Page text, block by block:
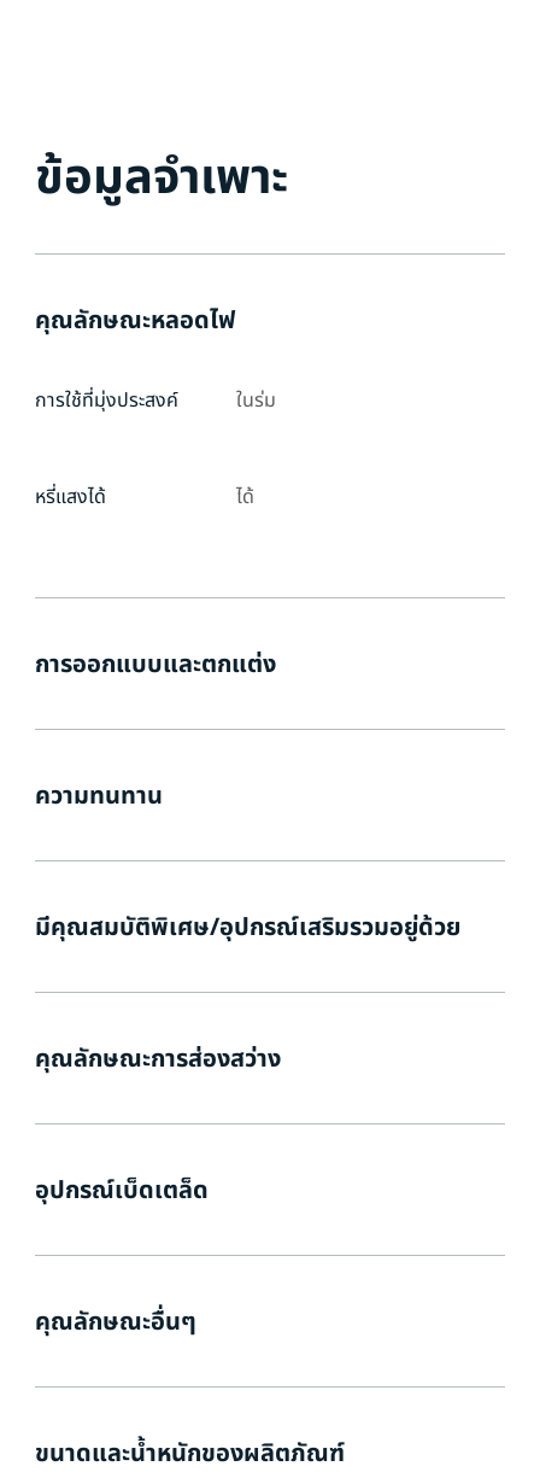
ข้อมูลจำเพาะ
คุณลักษณะหลอดไฟ
การใช้ที่มุ่งประสงค์ ในร่ม
หรี่แสงได้ ได้
การออกแบบและตกแต่ง
ความทนทาน
มีคุณสมบัติพิเศษ/อุปกรณ์เสริมรวมอยู่ด้วย
คุณลักษณะการส่องสว่าง
อุปกรณ์เบ็ดเตล็ด
คุณลักษณะอื่นๆ
ขนาดและน้ำหนักของผลิตภัณฑ์